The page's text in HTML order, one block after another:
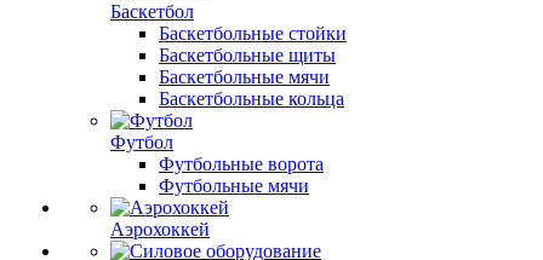
Баскетбол
Баскетбольные стойки
Баскетбольные щиты
Баскетбольные мячи
Баскетбольные кольца
Футбол
Футбольные ворота
Футбольные мячи
Аэрохоккей